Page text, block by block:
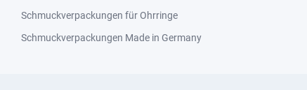
Schmuckverpackungen für Ohrringe
Schmuckverpackungen Made in Germany